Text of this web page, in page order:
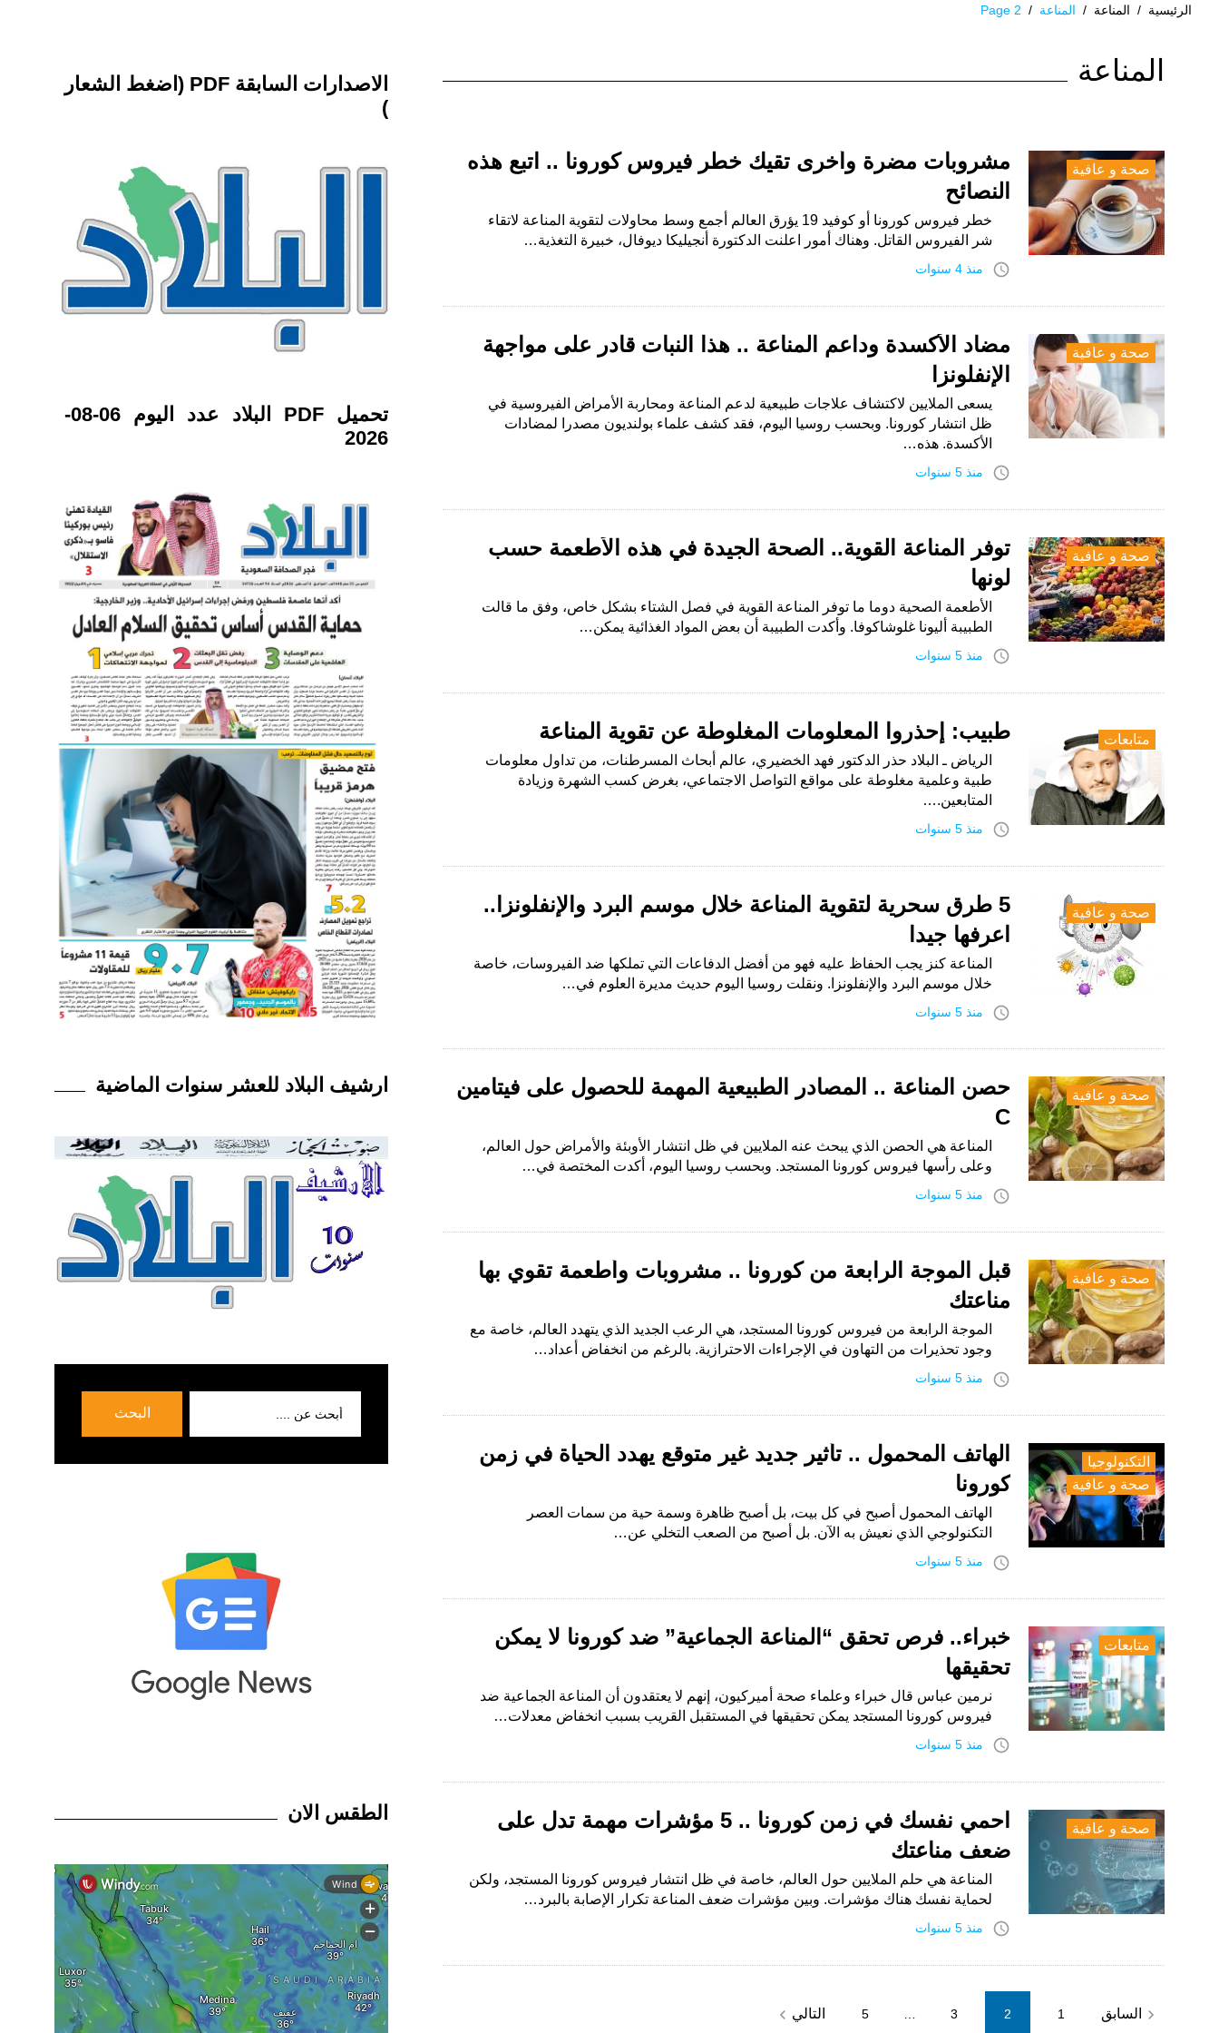
الرئيسية / المناعة / المناعة /
Page 2
الوسم:
المناعة
صحة و عافية
مشروبات مضرة وأخرى تقيك خطر فيروس كورونا .. اتبع هذه
النصائح
خطر فيروس كورونا أو كوفيد 19 يؤرق العالم أجمع وسط محاولات لتقوية المناعة لاتقاء
شر الفيروس القاتل. وهناك أمور اعلنت الدكتورة أنجيليكا ديوفال، خبيرة التغذية…
access_time منذ 4 سنوات
صحة و عافية
مضاد الأكسدة وداعم المناعة .. هذا النبات قادر على مواجهة
الإنفلونزا
يسعى الملايين لاكتشاف علاجات طبيعية لدعم المناعة ومحاربة الأمراض الفيروسية في
ظل انتشار كورونا. وبحسب روسيا اليوم، فقد كشف علماء بولنديون مصدرا لمضادات
الأكسدة. هذه…
access_time منذ 5 سنوات
صحة و عافية
توفر المناعة القوية.. الصحة الجيدة في هذه الأطعمة حسب
لونها
الأطعمة الصحية دوما ما توفر المناعة القوية في فصل الشتاء بشكل خاص، وفق ما قالت
الطبيبة أليونا غلوشاكوفا. وأكدت الطبيبة أن بعض المواد الغذائية يمكن…
access_time منذ 5 سنوات
متابعات طبيب: إحذروا المعلومات المغلوطة عن تقوية المناعة
الرياض ـ البلاد حذر الدكتور فهد الخضيري، عالم أبحاث المسرطنات، من تداول معلومات
طبية وعلمية مغلوطة على مواقع التواصل الاجتماعي، بغرض كسب الشهرة وزيادة
المتابعين.…
access_time منذ 5 سنوات
صحة و عافية
5 طرق سحرية لتقوية المناعة خلال موسم البرد والإنفلونزا..
اعرفها جيدا
المناعة كنز يجب الحفاظ عليه فهو من أفضل الدفاعات التي تملكها ضد الفيروسات، خاصة
خلال موسم البرد والإنفلونزا. ونقلت روسيا اليوم حديث مديرة العلوم في…
access_time منذ 5 سنوات
صحة و عافية
حصن المناعة .. المصادر الطبيعية المهمة للحصول على فيتامين
C
المناعة هي الحصن الذي يبحث عنه الملايين في ظل انتشار الأوبئة والأمراض حول العالم،
وعلى رأسها فيروس كورونا المستجد. وبحسب روسيا اليوم، أكدت المختصة في…
access_time منذ 5 سنوات
صحة و عافية
قبل الموجة الرابعة من كورونا .. مشروبات وأطعمة تقوي بها
مناعتك
الموجة الرابعة من فيروس كورونا المستجد، هي الرعب الجديد الذي يتهدد العالم، خاصة مع
وجود تحذيرات من التهاون في الإجراءات الاحترازية. بالرغم من انخفاض أعداد…
access_time منذ 5 سنوات
التكنولوجيا
صحة و عافية
الهاتف المحمول .. تأثير جديد غير متوقع يهدد الحياة في زمن
كورونا
الهاتف المحمول أصبح في كل بيت، بل أصبح ظاهرة وسمة حية من سمات العصر
التكنولوجي الذي نعيش به الآن. بل أصبح من الصعب التخلي عن…
access_time منذ 5 سنوات
متابعات
خبراء.. فرص تحقق “المناعة الجماعية” ضد كورونا لا يمكن
تحقيقها
نرمين عباس قال خبراء وعلماء صحة أميركيون، إنهم لا يعتقدون أن المناعة الجماعية ضد
فيروس كورونا المستجد يمكن تحقيقها في المستقبل القريب بسبب انخفاض معدلات…
access_time منذ 5 سنوات
صحة و عافية
احمي نفسك في زمن كورونا .. 5 مؤشرات مهمة تدل على
ضعف مناعتك
المناعة هي حلم الملايين حول العالم، خاصة في ظل انتشار فيروس كورونا المستجد، ولكن
لحماية نفسك هناك مؤشرات. وبين مؤشرات ضعف المناعة تكرار الإصابة بالبرد…
access_time منذ 5 سنوات
Posts
navigate_before السابق 1
2
3
5 التالي navigate_next
الاصدارات السابقة PDF (اضغط الشعار
)
تحميل PDF البلاد عدد اليوم 06-08-
2026
ارشيف البلاد للعشر سنوات الماضية
البحث
الطقس الان